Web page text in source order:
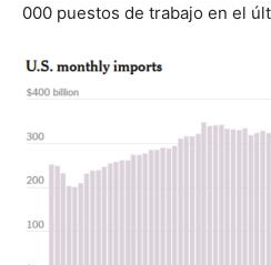
000 puestos de trabajo en el